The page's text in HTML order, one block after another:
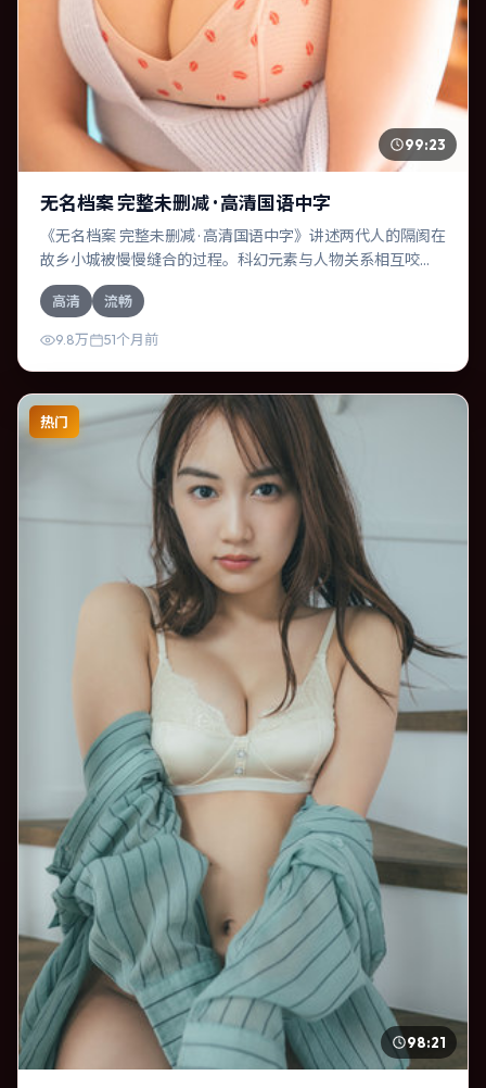
99:23
无名档案 完整未删减 · 高清国语中字
《无名档案 完整未删减 · 高清国语中字》讲述两代人的隔阂在
故乡小城被慢慢缝合的过程。科幻元素与人物关系相互咬
合，役所广司、基里安·墨菲的对手戏尤为出彩。导演陈凯歌
善于在长镜头中积蓄张力，本片亦在泰国实地取景，增强真
实质感。
高清 流畅
9.8万 51个月前
热门
98:21